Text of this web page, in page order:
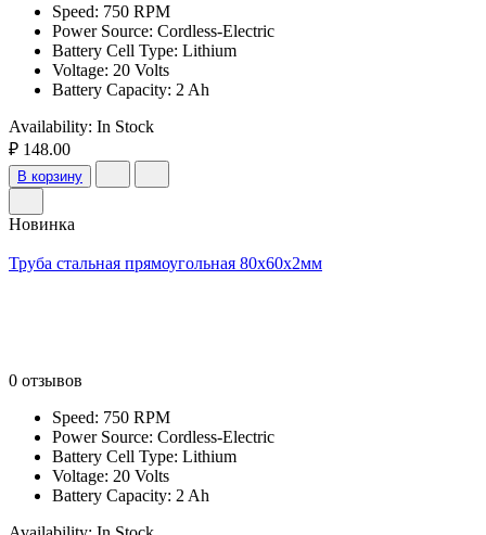
Speed: 750 RPM
Power Source: Cordless-Electric
Battery Cell Type: Lithium
Voltage: 20 Volts
Battery Capacity: 2 Ah
Availability: In Stock
₽ 148.00
В корзину
Новинка
Труба стальная прямоугольная 80х60х2мм
0 отзывов
Speed: 750 RPM
Power Source: Cordless-Electric
Battery Cell Type: Lithium
Voltage: 20 Volts
Battery Capacity: 2 Ah